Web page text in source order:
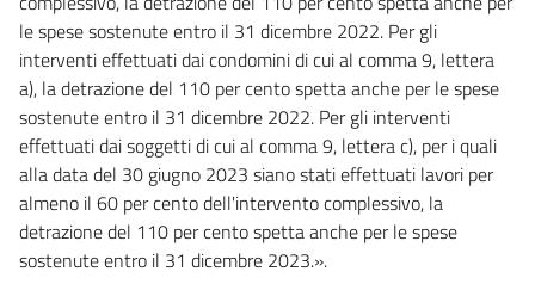
le spese sostenute entro il 31 dicembre 2022. Per gli
interventi effettuati dai condomini di cui al comma 9, lettera
a), la detrazione del 110 per cento spetta anche per le spese
sostenute entro il 31 dicembre 2022. Per gli interventi
effettuati dai soggetti di cui al comma 9, lettera c), per i quali
alla data del 30 giugno 2023 siano stati effettuati lavori per
almeno il 60 per cento dell'intervento complessivo, la
detrazione del 110 per cento spetta anche per le spese
sostenute entro il 31 dicembre 2023.».